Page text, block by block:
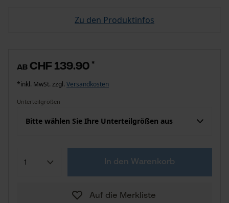
Zu den Produktinfos
ab CHF 139.90 *
*inkl. MwSt. zzgl. Versandkosten
Unterteilgrößen
Bitte wählen Sie Ihre Unterteilgrößen aus
In den Warenkorb
Auf die Merkliste